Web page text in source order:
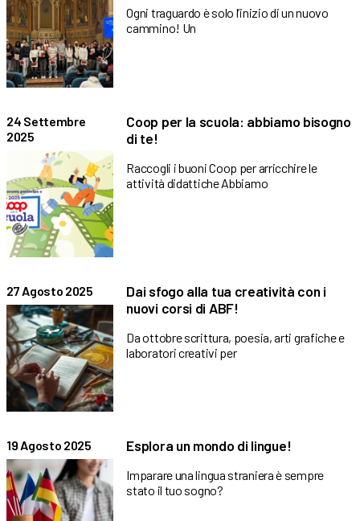
Ogni traguardo è solo l’inizio di un nuovo
cammino! Un
24 Settembre
2025
Coop per la scuola: abbiamo bisogno
di te!
Raccogli i buoni Coop per arricchire le
attività didattiche Abbiamo
27 Agosto 2025
Dai sfogo alla tua creatività con i
nuovi corsi di ABF!
Da ottobre scrittura, poesia, arti grafiche e
laboratori creativi per
19 Agosto 2025 Esplora un mondo di lingue!
Imparare una lingua straniera è sempre
stato il tuo sogno?